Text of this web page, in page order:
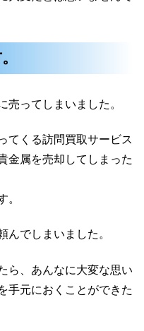
売ってしまいました。
てくる訪問買取サービス
金属を売却してしまった
。
んでしまいました。
ら、あんなに大変な思い
手元におくことができた